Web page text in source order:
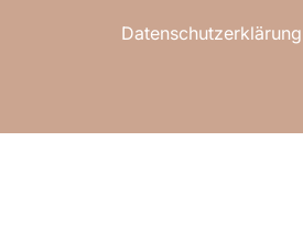
Datenschutzerklärung